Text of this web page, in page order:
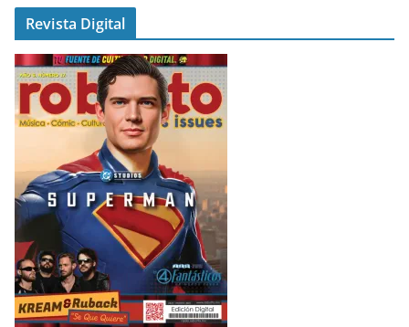
Revista Digital